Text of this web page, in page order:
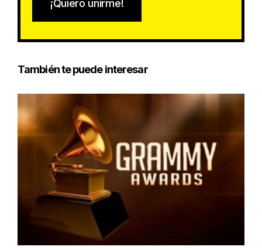
¡Quiero unirme!
También te puede interesar